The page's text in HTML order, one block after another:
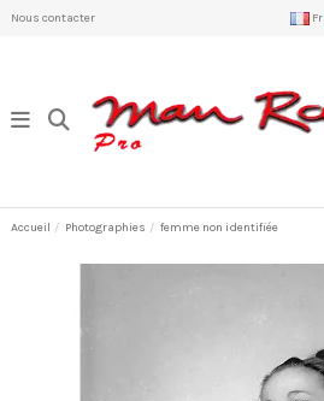
Nous contacter
Accueil Photographies femme non identifiée